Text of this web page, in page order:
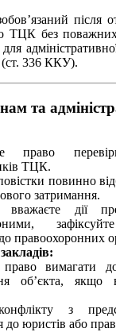
після
ТЦК без
(ст. 336 ККУ).
та
право
ТЦК.
повинно
затримання.
дії
правоохоронних
вимагати
об’єкта,
з
до юристів або